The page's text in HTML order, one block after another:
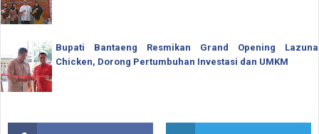
Bupati Bantaeng Resmikan Grand Opening Lazuna
Chicken, Dorong Pertumbuhan Investasi dan UMKM